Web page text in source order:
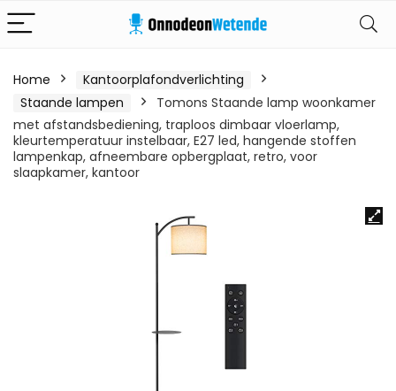
Home
Kantoorplafondverlichting
Staande lampen
Tomons Staande lamp woonkamer
met afstandsbediening, traploos dimbaar vloerlamp,
kleurtemperatuur instelbaar, E27 led, hangende stoffen
lampenkap, afneembare opbergplaat, retro, voor
slaapkamer, kantoor